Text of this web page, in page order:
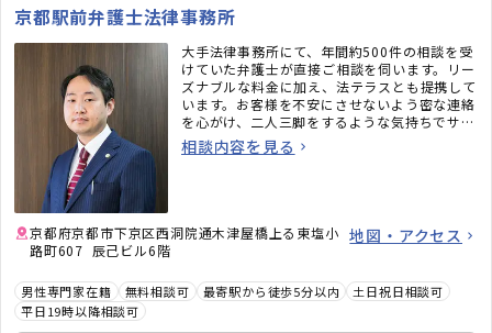
京都駅前弁護士法律事務所
大手法律事務所にて、年間約500件の相談を受
けていた弁護士が直接ご相談を伺います。リー
ズナブルな料金に加え、法テラスとも提携して
います。お客様を不安にさせないよう密な連絡
を心がけ、二人三脚をするような気持ちでサポ
ートいたします。キッズスペースもございます
ので、お子様連れの方もお気軽にお越しくださ
相談内容を見る
京都府京都市下京区西洞院通木津屋橋上る東塩小
路町607 辰己ビル6階
地図・アクセス
男性専門家在籍 無料相談可 最寄駅から徒歩5分以内
土日祝日相談可
平日19時以降相談可